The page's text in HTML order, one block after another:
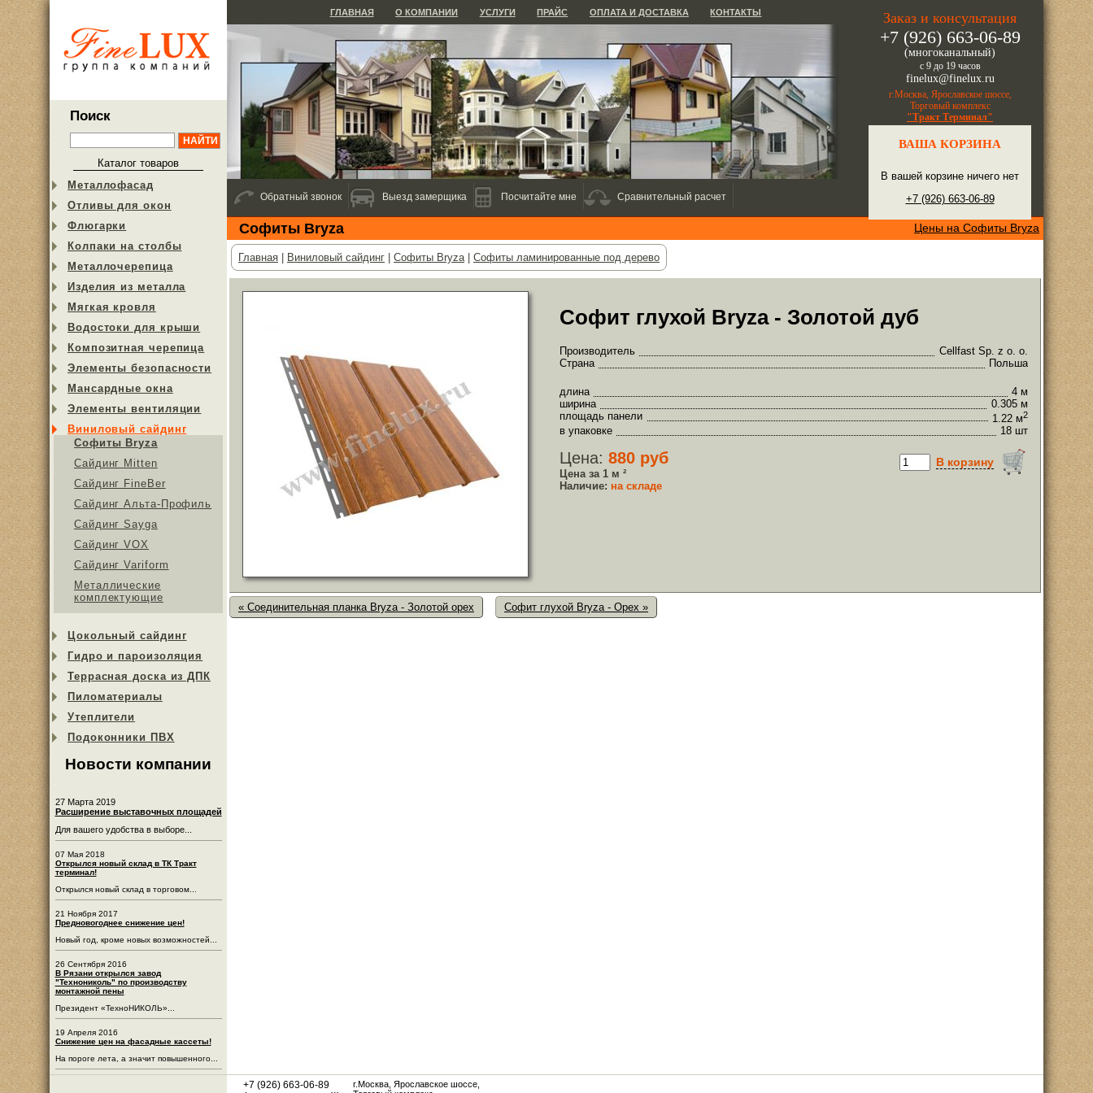
Поиск
Каталог товаров
Металлофасад
Отливы для окон
Флюгарки
Колпаки на столбы
Металлочерепица
Изделия из металла
Мягкая кровля
Водостоки для крыши
Композитная черепица
Элементы безопасности
Мансардные окна
Элементы вентиляции
Виниловый сайдинг
Софиты Bryza
Сайдинг Mitten
Сайдинг FineBer
Сайдинг Альта-Профиль
Сайдинг Sayga
Cайдинг VOX
Сайдинг Variform
Металлические
комплектующие
Цокольный сайдинг
Гидро и пароизоляция
Террасная доска из ДПК
Пиломатериалы
Утеплители
Подоконники ПВХ
Новости компании
27 Марта 2019
Расширение выставочных площадей
Для вашего удобства в выборе...
07 Мая 2018
Открылся новый склад в ТК Тракт
терминал!
Открылся новый склад в торговом...
21 Ноября 2017
Предновогоднее снижение цен!
Новый год, кроме новых возможностей...
26 Сентября 2016
В Рязани открылся завод
"Технониколь" по производству
монтажной пены
Президент «ТехноНИКОЛЬ»...
19 Апреля 2016
Снижение цен на фасадные кассеты!
На пороге лета, а значит повышенного...
Заказ и консультация
+7 (926) 663-06-89
(многоканальный)
с 9 до 19 часов
finelux@finelux.ru
г.Москва, Ярославское шоссе,
Торговый комплекс
"Тракт Терминал"
ВАША КОРЗИНА
В вашей корзине ничего нет
+7 (926) 663-06-89
ГЛАВНАЯ О КОМПАНИИ УСЛУГИ ПРАЙС ОПЛАТА И ДОСТАВКА КОНТАКТЫ
Цены на Софиты Bryza
Софиты Bryza
Главная Виниловый сайдинг Софиты Bryza| Софиты ламинированные под дерево
Софит глухой Bryza - Золотой дуб
Производитель
Cellfast Sp. z o. o.
Страна
Польша
длина
4 м
ширина
0.305 м
площадь панели
1.22 м2
в упаковке 18 шт
В корзину
Цена: 880 руб
Цена за 1 м ²
Наличие: на складе
« Соединительная планка Bryza - Золотой орех Софит глухой Bryza - Орех »
Обратный звонок Выезд замерщика Посчитайте мне Сравнительный расчет
+7 (926) 663-06-89
г.Москва, Ярославское шоссе,